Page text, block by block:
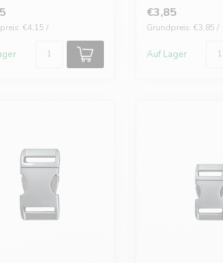
€4,15 /
€3,85
Grundpreis: €3,85 /
Auf Lager